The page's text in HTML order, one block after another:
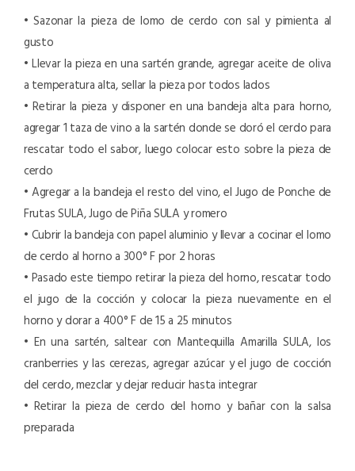
• Sazonar la pieza de lomo de cerdo con sal y pimienta al
gusto
• Llevar la pieza en una sartén grande, agregar aceite de oliva
a temperatura alta, sellar la pieza por todos lados
• Retirar la pieza y disponer en una bandeja alta para horno,
agregar 1 taza de vino a la sartén donde se doró el cerdo para
rescatar todo el sabor, luego colocar esto sobre la pieza de
cerdo
• Agregar a la bandeja el resto del vino, el Jugo de Ponche de
Frutas SULA, Jugo de Piña SULA y romero
• Cubrir la bandeja con papel aluminio y llevar a cocinar el lomo
de cerdo al horno a 300° F por 2 horas
• Pasado este tiempo retirar la pieza del horno, rescatar todo
el jugo de la cocción y colocar la pieza nuevamente en el
horno y dorar a 400° F de 15 a 25 minutos
• En una sartén, saltear con Mantequilla Amarilla SULA, los
cranberries y las cerezas, agregar azúcar y el jugo de cocción
del cerdo, mezclar y dejar reducir hasta integrar
• Retirar la pieza de cerdo del horno y bañar con la salsa
preparada